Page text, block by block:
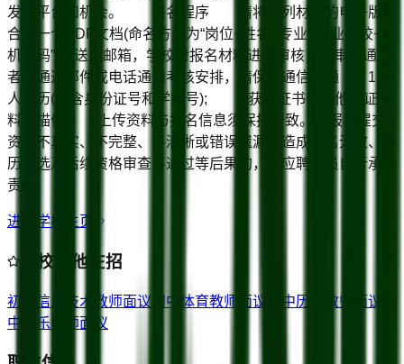
发展平台和机会。 报名程序 请将下列材料的电子版整
合成一个PDF文档(命名方式为“岗位+姓名+专业+毕业院校+手
机号码”)发送至邮箱，学校对报名材料进行审核，对审核通过
者将通过邮件或电话通知考核安排，请保持通信畅通 1.个
人简历(包含身份证号和学籍号); 2.获奖证书等其他佐证材
料扫描件; 上传资料与报名信息须保持一致。因报名提交
资料不真实、不完整、不清晰或错误遗漏，造成报名无效、简
历初选及后续资格审查不通过等后果的，由应聘人员自行承担
责任
进入学校主页
该校其他在招
初中信息技术教师面议 初中体育教师 面议 初中历史教师 面议
中音乐教师面议